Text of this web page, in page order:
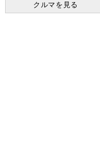
クルマを見る